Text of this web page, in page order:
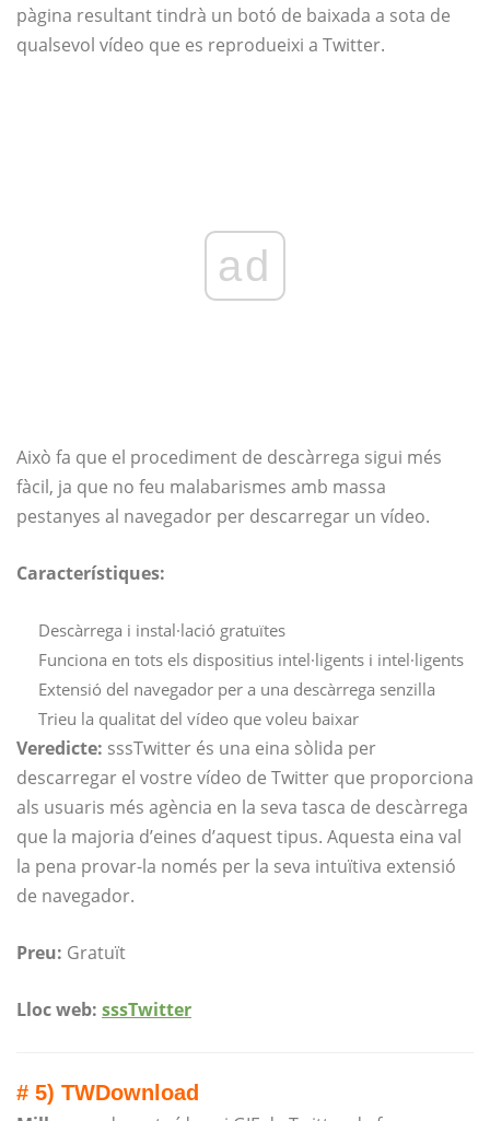
pàgina resultant tindrà un botó de baixada a sota de
qualsevol vídeo que es reprodueixi a Twitter.
ad
Això fa que el procediment de descàrrega sigui més
fàcil, ja que no feu malabarismes amb massa
pestanyes al navegador per descarregar un vídeo.
Característiques:
Descàrrega i instal·lació gratuïtes
Funciona en tots els dispositius intel·ligents i intel·ligents
Extensió del navegador per a una descàrrega senzilla
Trieu la qualitat del vídeo que voleu baixar
Veredicte: sssTwitter és una eina sòlida per
descarregar el vostre vídeo de Twitter que proporciona
als usuaris més agència en la seva tasca de descàrrega
que la majoria d’eines d’aquest tipus. Aquesta eina val
la pena provar-la només per la seva intuïtiva extensió
de navegador.
Preu: Gratuït
Lloc web: sssTwitter
# 5) TWDownload